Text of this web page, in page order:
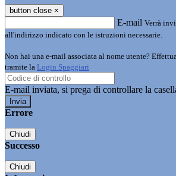
button close ×
E-mail Verrà
all'indirizzo indicato con le istruzioni necessarie.
Non hai una e-mail associata al nome utente?
tramite la Login Spaggiari
E-mail inviata, si prega di controllare la
Errore
Chiudi
Successo
Chiudi